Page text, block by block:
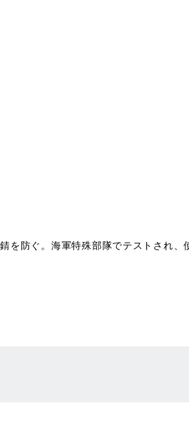
を防ぐ。海軍特殊部隊でテストされ、